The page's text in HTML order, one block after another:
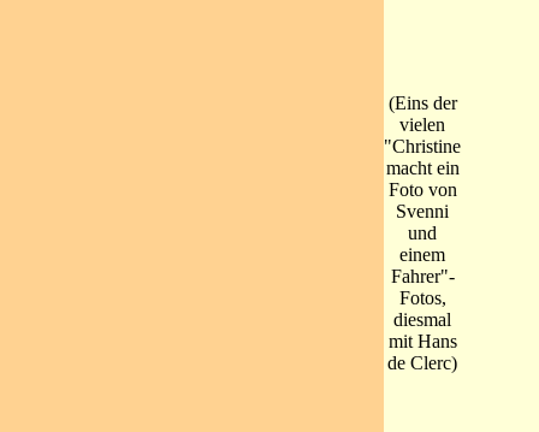
(Eins der
vielen
"Christine
macht ein
Foto von
Svenni
und
einem
Fahrer"-
Fotos,
diesmal
mit Hans
de Clerc)